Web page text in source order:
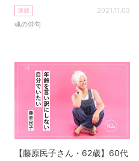
連載
魂の俳句
2021.11.03
【藤原民子さん・62歳】60代